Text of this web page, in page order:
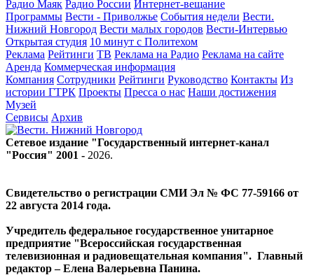
Радио Маяк Радио России Интернет-вещание
Программы Вести - Приволжье События недели Вести.
Нижний Новгород Вести малых городов Вести-Интервью
Открытая студия 10 минут с Политехом
Реклама Рейтинги ТВ Реклама на Радио Реклама на сайте
Аренда Коммерческая информация
Компания Сотрудники Рейтинги Руководство Контакты Из
истории ГТРК Проекты Пресса о нас Наши достижения
Музей
Сервисы Архив
Сетевое издание "Государственный интернет-канал
"Россия" 2001 - 2026.
Свидетельство о регистрации СМИ Эл № ФС 77-59166 от
22 августа 2014 года.
Учредитель федеральное государственное унитарное
предприятие "Всероссийская государственная
телевизионная и радиовещательная компания". Главный
редактор – Елена Валерьевна Панина.